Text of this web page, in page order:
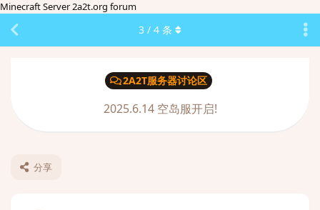
Minecraft Server 2a2t.org forum
2A2T服务器讨论区
2025.6.14 空岛服开启!
分享
3 / 4 条